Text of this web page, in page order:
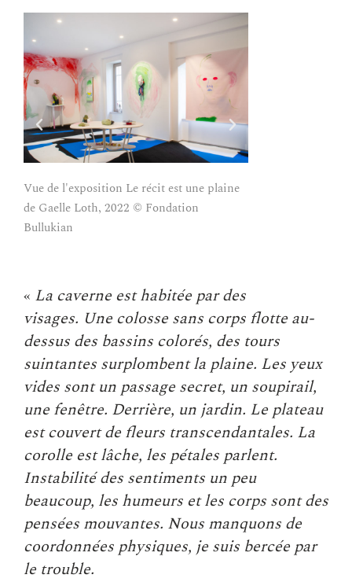
Vue de l'exposition Le récit est une plaine
de Gaelle Loth, 2022 © Fondation
Bullukian
« La caverne est habitée par des
visages. Une colosse sans corps flotte au-
dessus des bassins colorés, des tours
suintantes surplombent la plaine. Les yeux
vides sont un passage secret, un soupirail,
une fenêtre. Derrière, un jardin. Le plateau
est couvert de fleurs transcendantales. La
corolle est lâche, les pétales parlent.
Instabilité des sentiments un peu
beaucoup, les humeurs et les corps sont des
pensées mouvantes. Nous manquons de
coordonnées physiques, je suis bercée par
le trouble.